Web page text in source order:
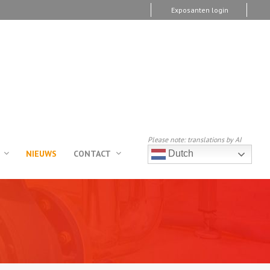
Exposanten login
NIEUWS CONTACT Dutch
Please note: translations by AI